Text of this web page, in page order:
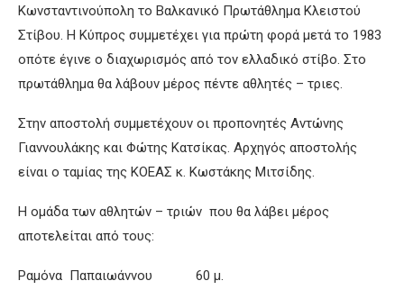
Κωνσταντινούπολη το Βαλκανικό Πρωτάθλημα Κλειστού
Στίβου. Η Κύπρος συμμετέχει για πρώτη φορά μετά το 1983
οπότε έγινε ο διαχωρισμός από τον ελλαδικό στίβο. Στο
πρωτάθλημα θα λάβουν μέρος πέντε αθλητές – τριες.
Στην αποστολή συμμετέχουν οι προπονητές Αντώνης
Γιαννουλάκης και Φώτης Κατσίκας. Αρχηγός αποστολής
είναι ο ταμίας της ΚΟΕΑΣ κ. Κωστάκης Μιτσίδης.
Η ομάδα των αθλητών – τριών που θα λάβει μέρος
αποτελείται από τους:
Ραμόνα Παπαιωάννου 60 μ.